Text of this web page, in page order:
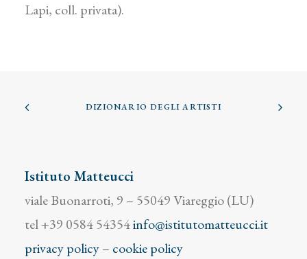
Lapi, coll. privata).
DIZIONARIO DEGLI ARTISTI
Istituto Matteucci
viale Buonarroti, 9 – 55049 Viareggio (LU)
tel +39 0584 54354info@istitutomatteucci.it
privacy policy– cookie policy